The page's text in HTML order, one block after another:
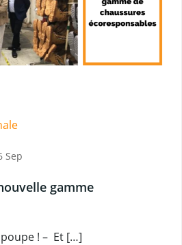
Sep
gamme
! – Et […]